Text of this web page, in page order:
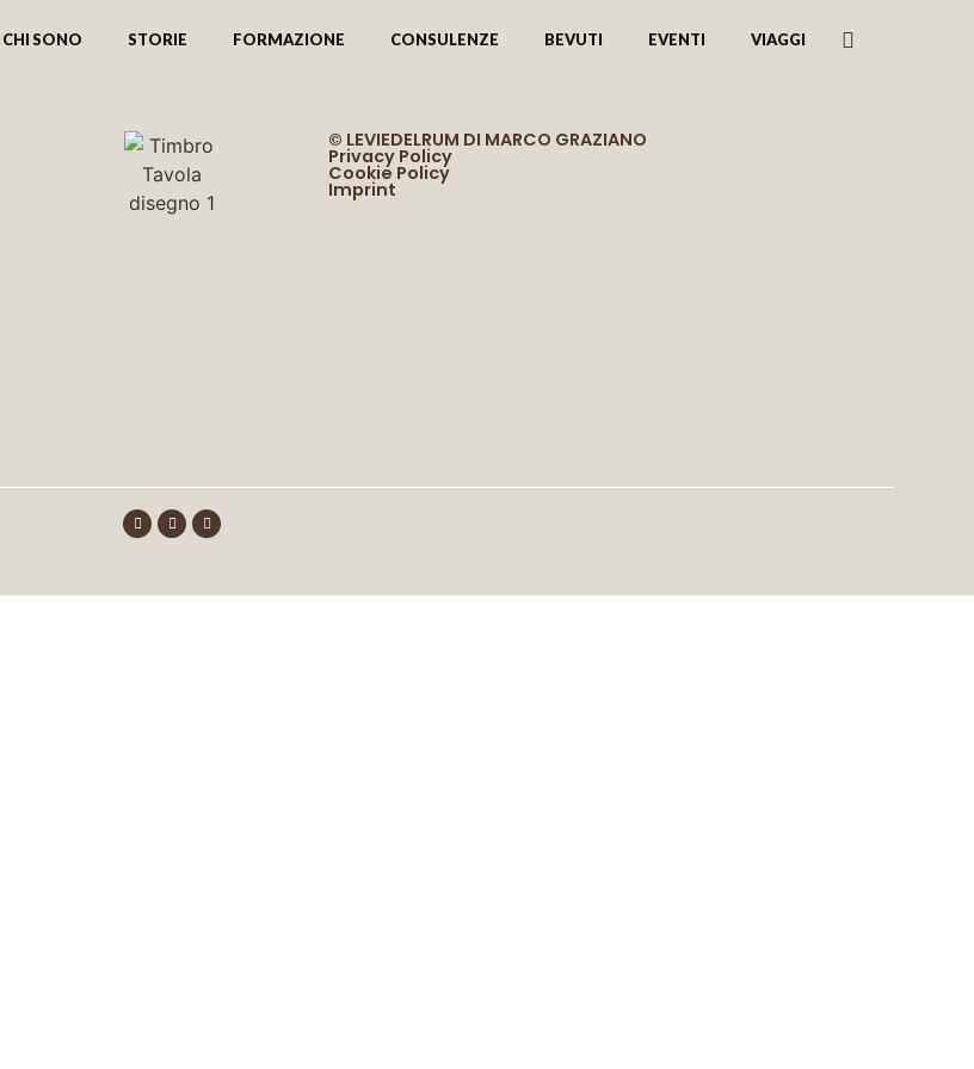
CHI SONO STORIE FORMAZIONE CONSULENZE BEVUTI EVENTI VIAGGI
© LEVIEDELRUM DI MARCO GRAZIANO
Privacy Policy
Cookie Policy
Imprint